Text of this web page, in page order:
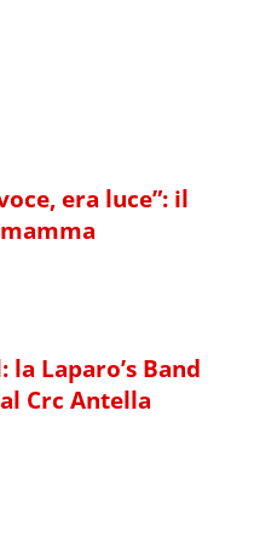
era luce”: il
Laparo’s Band
Crc Antella